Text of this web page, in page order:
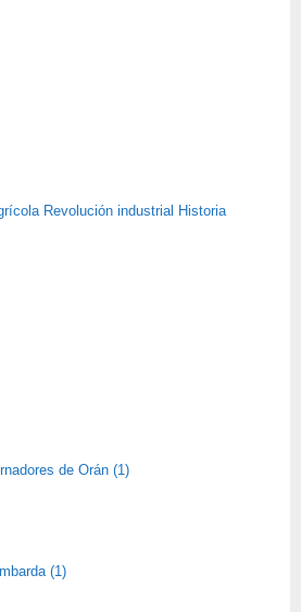
Revolución industrial Historia
de Orán (1)
(1)